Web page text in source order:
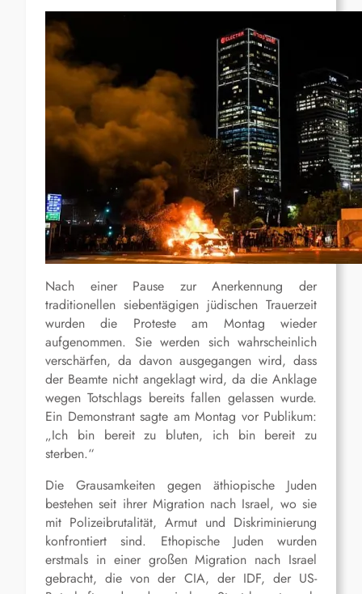
Nach einer Pause zur Anerkennung der
traditionellen siebentägigen jüdischen Trauerzeit
wurden die Proteste am Montag wieder
aufgenommen. Sie werden sich wahrscheinlich
verschärfen, da davon ausgegangen wird, dass
der Beamte nicht angeklagt wird, da die Anklage
wegen Totschlags bereits fallen gelassen wurde.
Ein Demonstrant sagte am Montag vor Publikum:
„Ich bin bereit zu bluten, ich bin bereit zu
sterben.“
Die Grausamkeiten gegen äthiopische Juden
bestehen seit ihrer Migration nach Israel, wo sie
mit Polizeibrutalität, Armut und Diskriminierung
konfrontiert sind. Ethopische Juden wurden
erstmals in einer großen Migration nach Israel
gebracht, die von der CIA, der IDF, der US-